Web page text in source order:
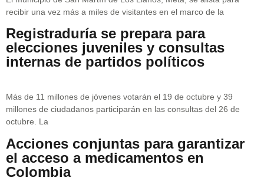
recibir una vez más a miles de visitantes en el marco de la
Registraduría se prepara para
elecciones juveniles y consultas
internas de partidos políticos
Más de 11 millones de jóvenes votarán el 19 de octubre y 39
millones de ciudadanos participarán en las consultas del 26 de
octubre. La
Acciones conjuntas para garantizar
el acceso a medicamentos en
Colombia